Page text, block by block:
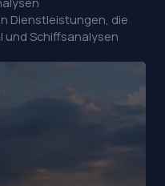
Dienstleistungen, die
und Schiffsanalysen